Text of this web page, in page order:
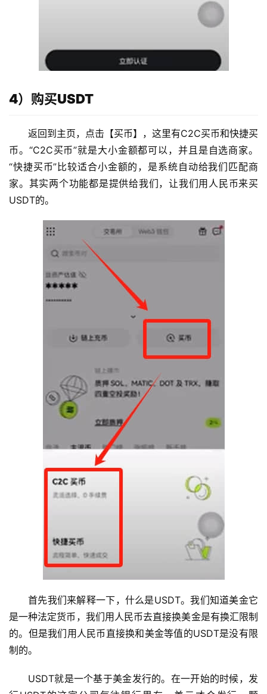
新
闻
行
4）购买USDT
返回到主页，点击【买币】，这里有C2C买币和快捷买
币。“C2C买币”就是大小金额都可以，并且是自选商家。
“快捷买币”比较适合小金额的，是系统自动给我们匹配商
家。其实两个功能都是提供给我们，让我们用人民币来买
USDT的。
首先我们来解释一下，什么是USDT。我们知道美金它
是一种法定货币，我们用人民币去直接换美金是有换汇限制
的。但是我们用人民币直接换和美金等值的USDT是没有限
制的。
USDT就是一个基于美金发行的。在一开始的时候，发